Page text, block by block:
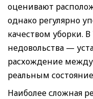
оценивают
однако регулярно
качеством уборки.
недовольства —
расхождение
реальным
Наиболее сложная